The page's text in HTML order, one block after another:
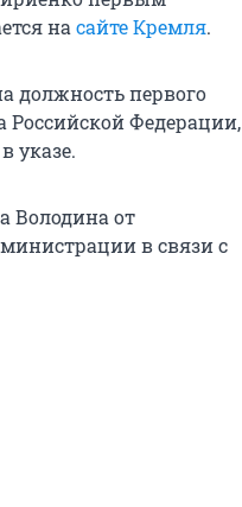
на сайте Кремля.
должность первого
Российской Федерации,
указе.
Володина от
в связи с